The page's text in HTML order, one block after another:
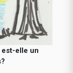
elle un